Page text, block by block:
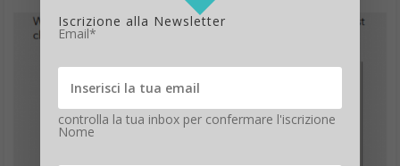
Iscrizione alla Newsletter
Email*
controlla la tua inbox per confermare l'iscrizione
Nome